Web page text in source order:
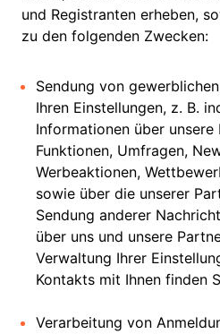
und Registranten erheben,
zu den folgenden Zwecken:
Sendung von
Ihren Einstellungen, z. B.
Informationen über
Funktionen, Umfragen,
Werbeaktionen,
sowie über die unserer
Sendung anderer
über uns und unsere
Verwaltung Ihrer
Kontakts mit Ihnen finden
Verarbeitung von